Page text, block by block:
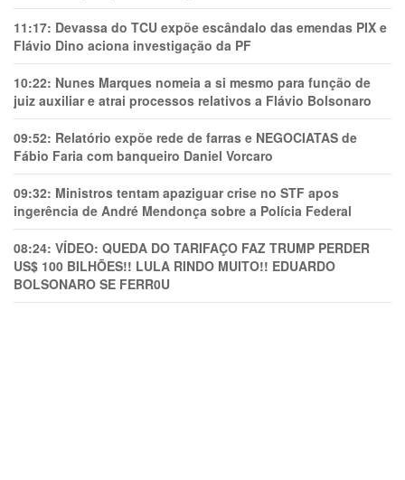
11:17: Devassa do TCU expõe escândalo das emendas PIX e
Flávio Dino aciona investigação da PF
10:22: Nunes Marques nomeia a si mesmo para função de
juiz auxiliar e atrai processos relativos a Flávio Bolsonaro
09:52: Relatório expõe rede de farras e NEGOCIATAS de
Fábio Faria com banqueiro Daniel Vorcaro
09:32: Ministros tentam apaziguar crise no STF apos
ingerência de André Mendonça sobre a Polícia Federal
08:24: VÍDEO: QUEDA DO TARIFAÇO FAZ TRUMP PERDER
US$ 100 BILHÕES!! LULA RINDO MUITO!! EDUARDO
BOLSONARO SE FERR0U